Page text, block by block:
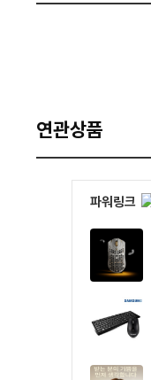
연관상품
파워링크